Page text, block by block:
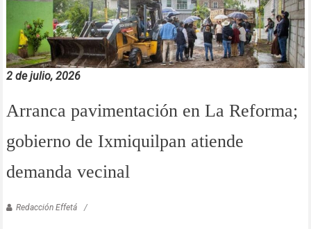
2 de julio, 2026
Arranca pavimentación en La Reforma;
gobierno de Ixmiquilpan atiende
demanda vecinal
Redacción Effetá